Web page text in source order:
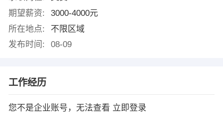
期望薪资:
3000-4000元
所在地点:
不限区域
发布时间:
08-09
工作经历
您不是企业账号，无法查看 立即登录